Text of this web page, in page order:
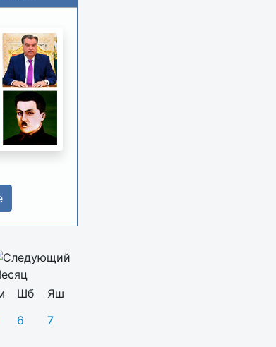
Шб
Яш
6 7